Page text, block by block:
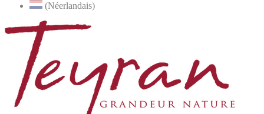
(Néerlandais)